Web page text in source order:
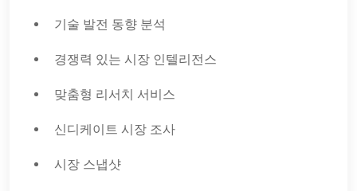
기술 발전 동향 분석
경쟁력 있는 시장 인텔리전스
맞춤형 리서치 서비스
신디케이트 시장 조사
시장 스냅샷